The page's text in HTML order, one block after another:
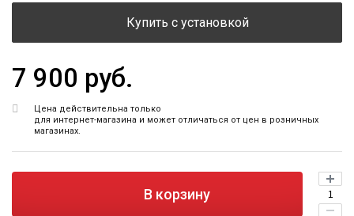
Купить с установкой
7 900 руб.
Цена действительна только
для интернет-магазина и может отличаться от цен в розничных
магазинах.
В корзину